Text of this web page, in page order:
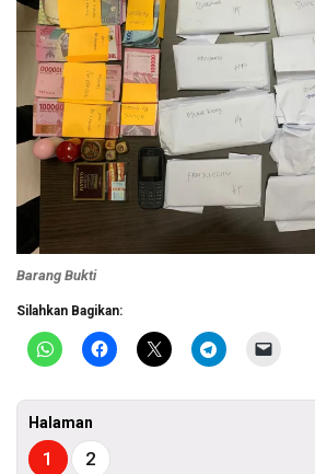
Barang Bukti
Silahkan Bagikan:
Halaman
1 2